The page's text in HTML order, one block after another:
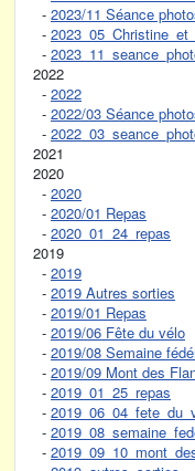
- 2023/11 Séance
-
-
2022
- 2022
- 2022/03 Séance
-
2021
2020
- 2020
- 2020/01 Repas
- 2020_01_24_repas
2019
- 2019
- 2019 Autres sorties
- 2019/01 Repas
- 2019/06 Fête du vélo
- 2019/08 Semaine
- 2019/09 Mont des
- 2019_01_25_repas
-
-
-